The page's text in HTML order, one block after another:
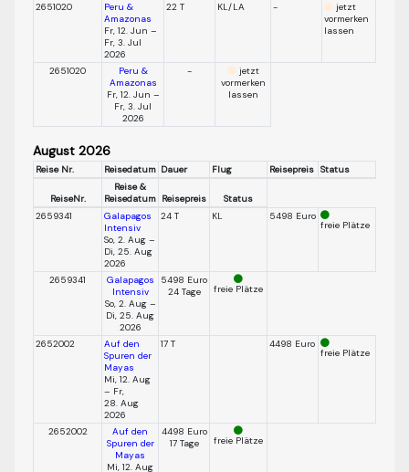
2651020
Peru &
Amazonas
Fr, 12. Jun –
Fr, 3. Jul
2026
22 T KL/LA -
jetzt
vormerken
lassen
2651020
Peru &
Amazonas
Fr, 12. Jun –
Fr, 3. Jul
2026
-
jetzt
vormerken
lassen
August 2026
Reise Nr. Reisedatum Dauer Flug Reisepreis Status
ReiseNr.
Reise &
Reisedatum Reisepreis
Status
2659341
Galapagos
Intensiv
So, 2. Aug –
Di, 25. Aug
2026
24 T KL 5498 Euro
freie Plätze
2659341
Galapagos
Intensiv
So, 2. Aug –
Di, 25. Aug
2026
5498 Euro
24 Tage
freie Plätze
2652002
Auf den
Spuren der
Mayas
Mi, 12. Aug
– Fr,
28. Aug
2026
17 T 4498 Euro
freie Plätze
2652002
Auf den
Spuren der
Mayas
Mi, 12. Aug
4498 Euro
17 Tage
freie Plätze